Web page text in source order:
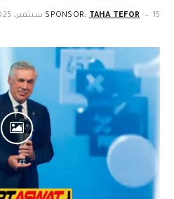
SPONSOR:TAHA TEFOR 15 سبتمبر، 2025